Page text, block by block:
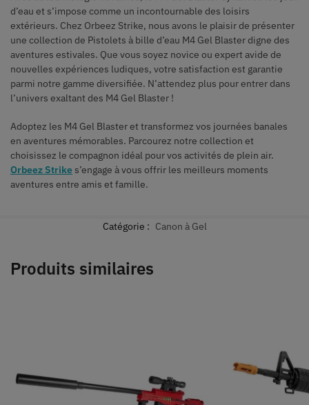
d’eau et s’impose comme un incontournable des loisirs
extérieurs. Chez Orbeez Strike, nous avons le plaisir de présenter
une collection de Pistolets à bille d’eau M4 Gel Blaster digne des
aventures estivales. Que vous soyez novice ou expert avide de
nouvelles expériences ludiques, votre satisfaction est garantie
parmi notre gamme diversifiée. N’attendez plus pour entrer dans
l’univers exaltant des M4 Gel Blaster !
Adoptez les M4 Gel Blaster et transformez vos journées banales
en aventures mémorables. Parcourez notre collection et
choisissez le compagnon idéal pour vos activités de plein air.
Orbeez Strike s’engage à vous offrir les meilleurs moments
aventures entre amis et famille.
Catégorie : Canon à Gel
Produits similaires